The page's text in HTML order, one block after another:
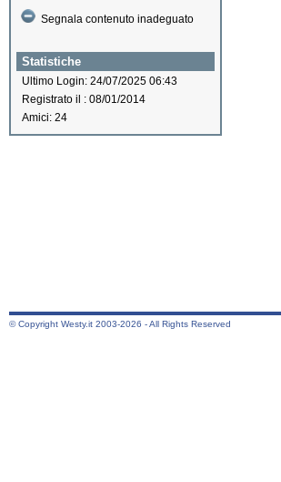
Segnala contenuto inadeguato
Statistiche
Ultimo Login: 24/07/2025 06:43
Registrato il : 08/01/2014
Amici: 24
© Copyright Westy.it 2003-2026 - All Rights Reserved